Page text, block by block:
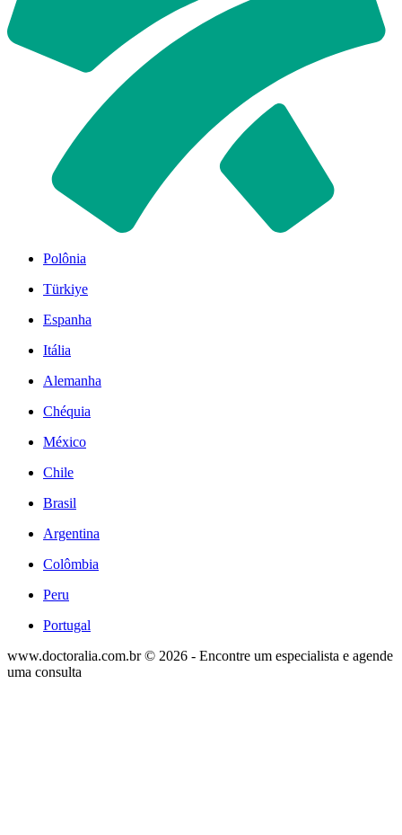
Polônia
Türkiye
Espanha
Itália
Alemanha
Chéquia
México
Chile
Brasil
Argentina
Colômbia
Peru
Portugal
www.doctoralia.com.br © 2026 - Encontre um especialista e agende
uma consulta